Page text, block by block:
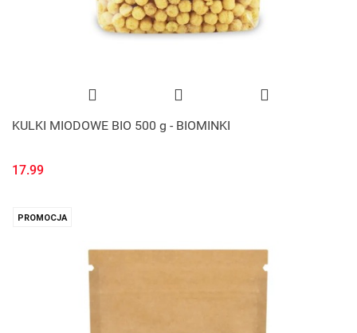
KULKI MIODOWE BIO 500 g - BIOMINKI
17.99
PROMOCJA